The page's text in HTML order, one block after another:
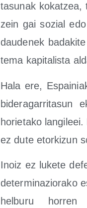
ta­su­nak kokatzea,
zein gai sozial
dau­de­nek
te­ma kapi­ta­lis­ta
Hala ere,
bide­ra­ga­rri­ta­sun
horie­ta­ko
ez dute etor­ki­zun
Inoiz ez luke­te
de­ter­mi­na­zio­ra­ko
hel­bu­ru